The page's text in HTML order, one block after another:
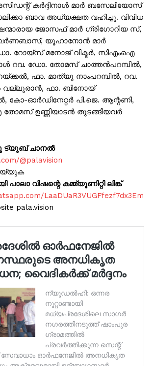
കർദ്ദിനാൾ മാർ ബസേലിയോസ്
ബാവ അധ്യക്ഷത വഹിച്ചു. വിവിധ
ജോസഫ് മാർ ഗ്രിഗോറിയ സ്,
യൂഹാനോൻ മാർ
റോയ്സ് മനോജ് വിക്ടർ, സിഎംഐ
റവ. ഡോ. തോമസ് ചാത്തൻപറമ്പിൽ,
ഫാ. മാത്യു നാംപറമ്പിൽ, റവ.
വല്ലൂരാൻ, ഫാ. ബിനോയ്
കോ-ഓർഡിനേറ്റർ പി.ജെ. ആന്റണി,
ഉണ്ണിയാടൻ തുടങ്ങിയവർ
ട്യൂബ് ചാനൽ
@palavision
പാലാ വിഷന്റെ കമ്മ്യൂണിറ്റി ലിങ്ക്
LaaDUaR3VUGFfezf7dx3Em
pala.vision